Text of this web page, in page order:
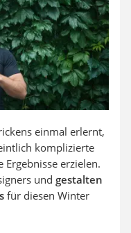
einmal erlernt,
komplizierte
erzielen.
und gestalten
für diesen Winter